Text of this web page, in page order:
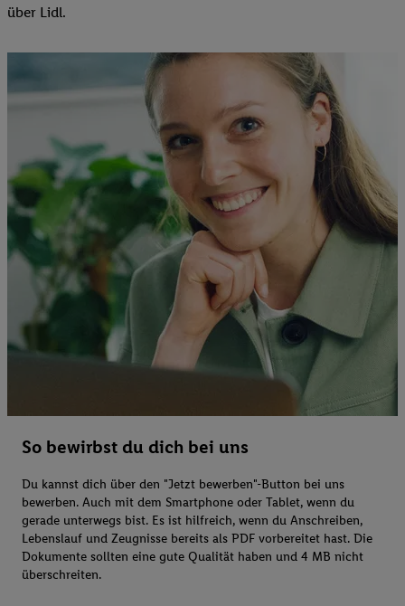
über Lidl.
So bewirbst du dich bei uns
Du kannst dich über den "Jetzt bewerben"-Button bei uns
bewerben. Auch mit dem Smartphone oder Tablet, wenn du
gerade unterwegs bist. Es ist hilfreich, wenn du Anschreiben,
Lebenslauf und Zeugnisse bereits als PDF vorbereitet hast. Die
Dokumente sollten eine gute Qualität haben und 4 MB nicht
überschreiten.